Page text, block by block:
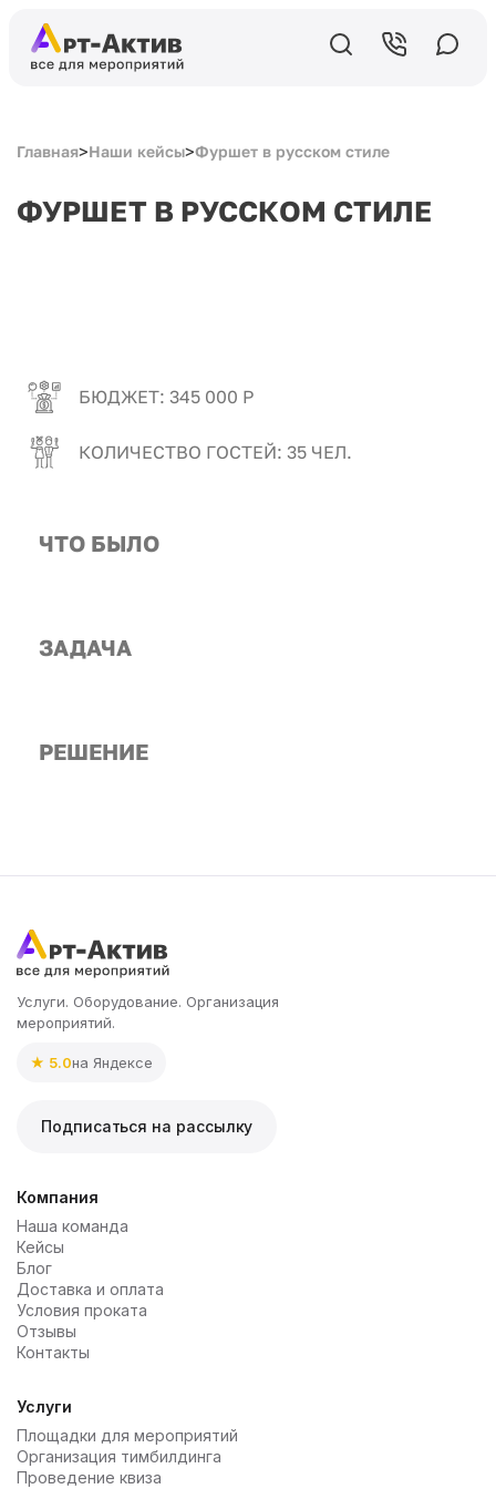
Главная>Наши кейсы>Фуршет в русском стиле
ФУРШЕТ В РУССКОМ СТИЛЕ
БЮДЖЕТ: 345 000 Р
КОЛИЧЕСТВО ГОСТЕЙ: 35 ЧЕЛ.
ЧТО БЫЛО
ЗАДАЧА
РЕШЕНИЕ
Услуги. Оборудование. Организация
мероприятий.
★ 5.0на Яндексе
Подписаться на рассылку
Компания
Наша команда
Кейсы
Блог
Доставка и оплата
Условия проката
Отзывы
Контакты
Услуги
Площадки для мероприятий
Организация тимбилдинга
Проведение квиза